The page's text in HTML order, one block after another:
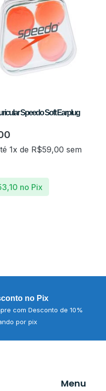
Speedo Soft Earplug
1x de R$59,00 sem
no Pix
no Pix
com Desconto de 10%
por pix
Menu